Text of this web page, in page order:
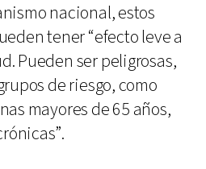
nacional, estos
tener “efecto leve a
Pueden ser peligrosas,
de riesgo, como
mayores de 65 años,